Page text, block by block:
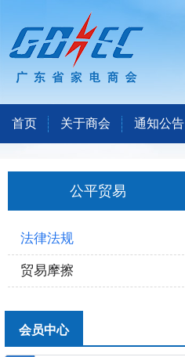
首页 关于商会 通知公告
公平贸易
法律法规
贸易摩擦
会员中心